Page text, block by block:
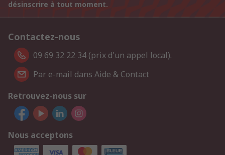
désinscrire à tout moment.
Contactez-nous
09 69 32 22 34 (prix d'un appel local).
Par e-mail dans Aide & Contact
Retrouvez-nous sur
Nous acceptons